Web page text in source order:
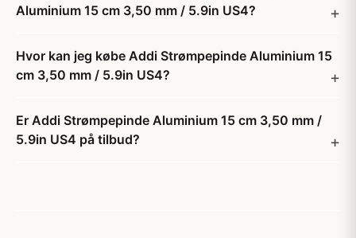
Aluminium 15 cm 3,50 mm / 5.9in US4?
Hvor kan jeg købe Addi Strømpepinde Aluminium 15
cm 3,50 mm / 5.9in US4?
Er Addi Strømpepinde Aluminium 15 cm 3,50 mm /
5.9in US4 på tilbud?